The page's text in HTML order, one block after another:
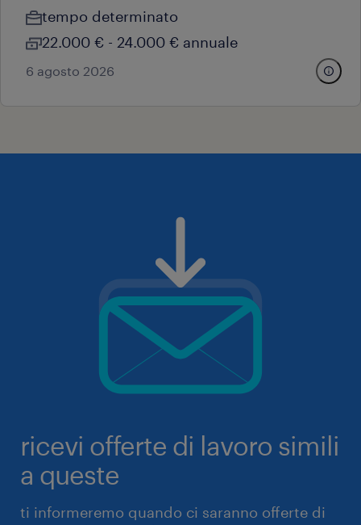
tempo determinato
22.000 € - 24.000 € annuale
6 agosto 2026
ricevi offerte di lavoro simili
a queste
ti informeremo quando ci saranno offerte di